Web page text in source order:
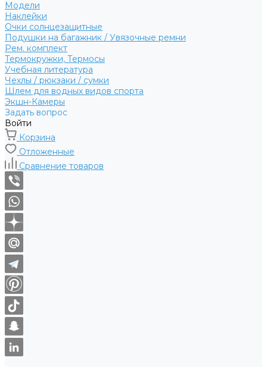
Модели
Наклейки
Очки солнцезащитные
Подушки на багажник / Увязочные ремни
Рем. комплект
Термокружки, Термосы
Учебная литература
Чехлы / рюкзаки / сумки
Шлем для водных видов спорта
Экшн-Камеры
Задать вопрос
Войти
Корзина
Отложенные
Сравнение товаров